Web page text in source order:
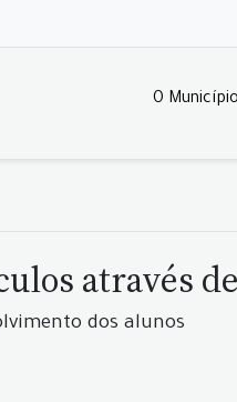
O Município
através
dos alunos